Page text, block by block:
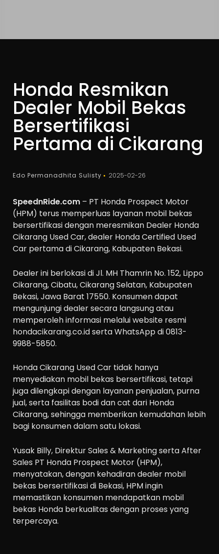
Honda Resmikan
Dealer Mobil Bekas
Bersertifikasi
Pertama di Cikarang
Edo Permanadhita Sulisty 2025-02-26
SpeednRide.com – PT Honda Prospect Motor
(HPM) terus memperluas layanan mobil bekas
bersertifikasi dengan meresmikan Dealer Honda
Cikarang Used Car, dealer Honda Certified Used
Car pertama di Cikarang, Kabupaten Bekasi.
Dealer ini berlokasi di Jl. MH Thamrin No. 152, Lippo
Cikarang, Cibatu, Cikarang Selatan, Kabupaten
Bekasi, Jawa Barat 17550. Konsumen dapat
mengunjungi dealer secara langsung atau
memperoleh informasi melalui website resmi
hondacikarang.co.id serta WhatsApp di 0813-
9988-5850.
Honda Cikarang Used Car tidak hanya
menyediakan mobil bekas bersertifikasi, tetapi
juga dilengkapi dengan layanan penjualan, purna
jual, serta fasilitas bodi dan cat dari Honda
Cikarang, sehingga memberikan kemudahan lebih
bagi konsumen dalam satu lokasi.
Yusak Billy, Direktur Sales & Marketing serta After
Sales PT Honda Prospect Motor (HPM),
menyatakan, dengan kehadiran dealer mobil
bekas bersertifikasi di Bekasi, HPM ingin
memastikan konsumen mendapatkan mobil
bekas Honda berkualitas dengan proses yang
terpercaya.